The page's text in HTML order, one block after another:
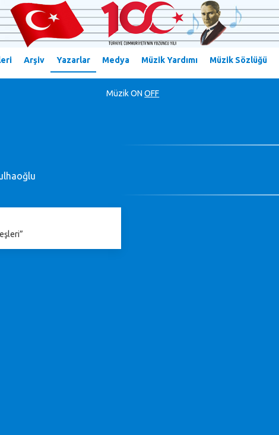
Arşiv Yazarlar Medya Müzik Yardımı Müzik Sözlüğü
MüzikON OFF